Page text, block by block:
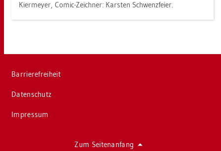
Kier­mey­er, Comic-Zeich­ner: Kars­ten Schwenz­fei­er.
Bar­rie­re­frei­heit
Da­ten­schutz
Im­pres­sum
Zum Sei­ten­an­fang